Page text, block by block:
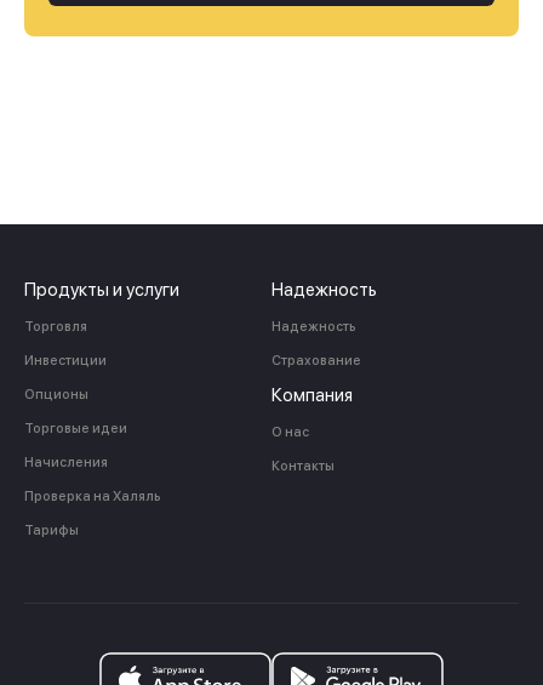
Продукты и услуги
Торговля
Инвестиции
Опционы
Торговые идеи
Начисления
Проверка на Халяль
Тарифы
Надежность
Надежность
Страхование
Компания
О нас
Контакты